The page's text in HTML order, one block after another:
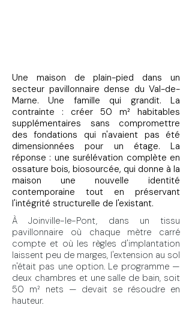
Une maison de plain-pied dans un
secteur pavillonnaire dense du Val-de-
Marne. Une famille qui grandit. La
contrainte : créer 50 m² habitables
supplémentaires sans compromettre
des fondations qui n'avaient pas été
dimensionnées pour un étage. La
réponse : une surélévation complète en
ossature bois, biosourcée, qui donne à la
maison une nouvelle identité
contemporaine tout en préservant
l'intégrité structurelle de l'existant.
À Joinville-le-Pont, dans un tissu
pavillonnaire où chaque mètre carré
compte et où les règles d'implantation
laissent peu de marges, l'extension au sol
n'était pas une option. Le programme —
deux chambres et une salle de bain, soit
50 m² nets — devait se résoudre en
hauteur.